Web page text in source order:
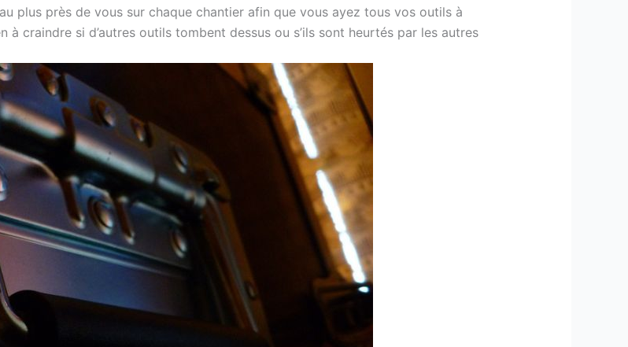
plus près de vous sur chaque chantier afin que vous ayez tous vos outils à
à craindre si d’autres outils tombent dessus ou s’ils sont heurtés par les autres